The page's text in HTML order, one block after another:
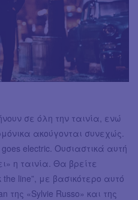
σε όλη την ταινία, ενώ
ακούγονται συνεχώς.
electric. Ουσιαστικά αυτή
η ταινία. Θα βρείτε
line”, με βασικότερο αυτό
της «Sylvie Russo» και της